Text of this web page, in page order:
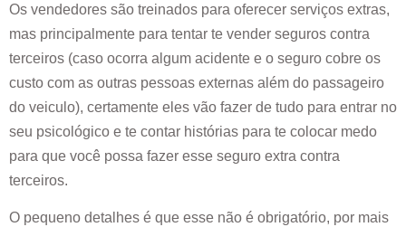
Os vendedores são treinados para oferecer serviços extras,
mas principalmente para tentar te vender seguros contra
terceiros (caso ocorra algum acidente e o seguro cobre os
custo com as outras pessoas externas além do passageiro
do veiculo), certamente eles vão fazer de tudo para entrar no
seu psicológico e te contar histórias para te colocar medo
para que você possa fazer esse seguro extra contra
terceiros.
O pequeno detalhes é que esse não é obrigatório, por mais